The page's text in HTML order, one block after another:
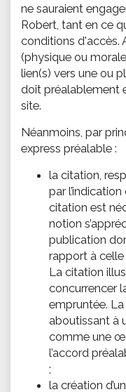
ne sauraient
Robert, tant en ce
conditions d'accès.
(physique ou
lien(s) vers une ou
doit préalablement
site.
Néanmoins, par
express préalable :
la citation,
par
citation est
notion
publication
rapport à
La citation
concurrencer
empruntée.
aboutissant à
comme une
l’accord
;
la création